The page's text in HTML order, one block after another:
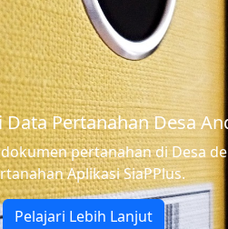
Digitalisasi dalam Pengelolaan